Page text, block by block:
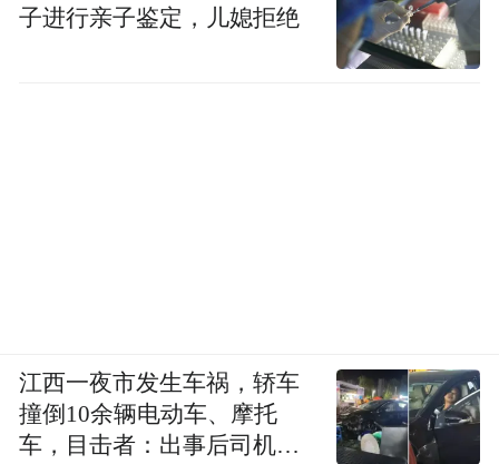
子进行亲子鉴定，儿媳拒绝
江西一夜市发生车祸，轿车
撞倒10余辆电动车、摩托
车，目击者：出事后司机一